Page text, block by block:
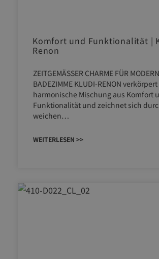
Komfort und Funktionalität |
Renon
ZEITGEMÄSSER CHARME FÜR
BADEZIMME KLUDI-RENON
harmonische Mischung aus Komfort
Funktionalität und zeichnet sich
weichen…
WEITERLESEN >>